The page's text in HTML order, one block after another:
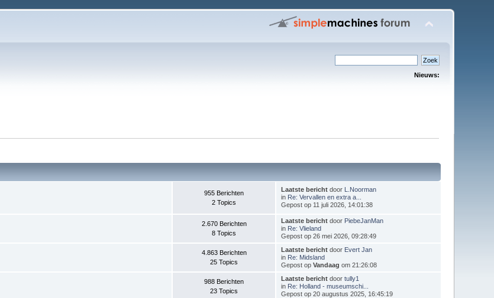
Nieuws:
955 Berichten
2 Topics
Laatste berichtdoor L.Noorman
in Re: Vervallen en extra a...
Gepost op 11 juli 2026, 14:01:38
2.670 Berichten
8 Topics
Laatste berichtdoor PiebeJanMan
in Re: Vlieland
Gepost op 26 mei 2026, 09:28:49
4.863 Berichten
25 Topics
Laatste berichtdoor Evert Jan
in Re: Midsland
Gepost op Vandaag om 21:26:08
988 Berichten
23 Topics
Laatste berichtdoor tully1
in Re: Holland - museumschi...
Gepost op 20 augustus 2025, 16:45:19